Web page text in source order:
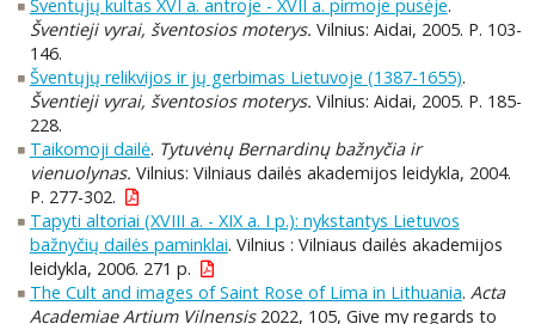
Šventųjų kultas XVI a. antroje - XVII a. pirmoje pusėje.
Šventieji vyrai, šventosios moterys. Vilnius: Aidai, 2005. P. 103-
146.
Šventųjų relikvijos ir jų gerbimas Lietuvoje (1387-1655).
Šventieji vyrai, šventosios moterys. Vilnius: Aidai, 2005. P. 185-
228.
Taikomoji dailė. Tytuvėnų Bernardinų bažnyčia ir
vienuolynas. Vilnius: Vilniaus dailės akademijos leidykla, 2004.
P. 277-302.
Tapyti altoriai (XVIII a. - XIX a. I p.): nykstantys Lietuvos
bažnyčių dailės paminklai. Vilnius : Vilniaus dailės akademijos
leidykla, 2006. 271 p.
The Cult and images of Saint Rose of Lima in Lithuania. Acta
Academiae Artium Vilnensis2022, 105, Give my regards to